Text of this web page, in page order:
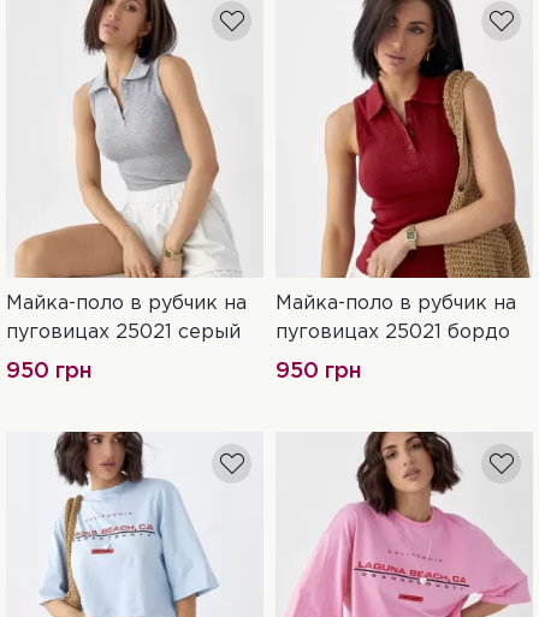
L
Майка-поло в рубчик на
пуговицах 25021 серый
950 грн
S L
Майка-поло в рубчик на
пуговицах 25021 бордо
950 грн